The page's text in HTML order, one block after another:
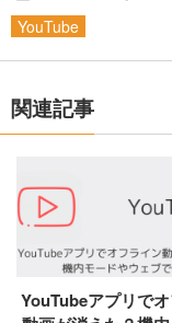
YouTube
関連記事
YouTubeアプリで